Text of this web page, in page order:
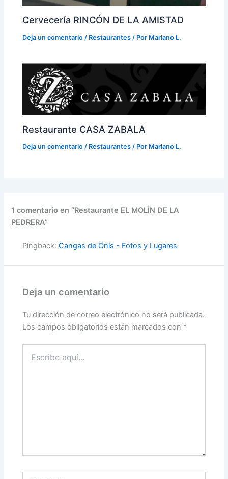
Cervecería RINCÓN DE LA AMISTAD
Deja un comentario / Restaurantes / Por Mariano L.
Restaurante CASA ZABALA
Deja un comentario / Restaurantes / Por Mariano L.
1 comentario en “Restaurante EL MOLÍN DE LA
PEDRERA”
Pingback:Cangas de Onís - Fotos y Lugares
Deja un comentario
Tu dirección de correo electrónico no será publicada.
Los campos obligatorios están marcados con *
aquí...